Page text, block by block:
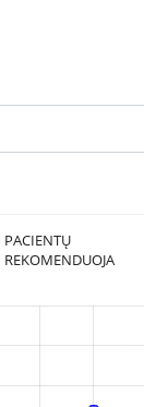
PACIENTŲ
REKOMENDUOJA